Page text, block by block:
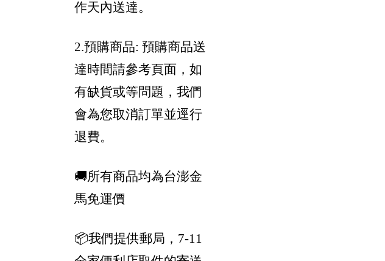
作天內送達。
2.預購商品: 預購商品送
達時間請參考頁面，如
有缺貨或等問題，我們
會為您取消訂單並逕行
退費。
🚚所有商品均為台澎金
馬免運價
📦我們提供郵局，7-11